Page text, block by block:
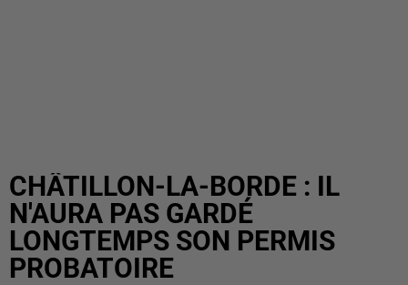
CHÂTILLON-LA-BORDE : IL
N'AURA PAS GARDÉ
LONGTEMPS SON PERMIS
PROBATOIRE